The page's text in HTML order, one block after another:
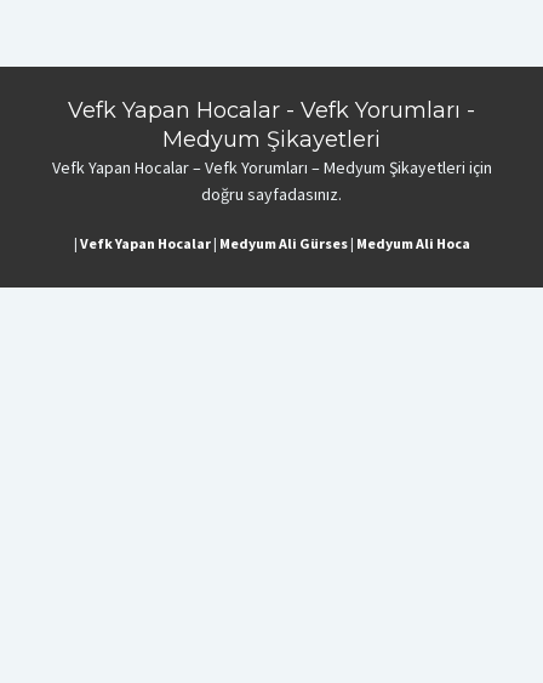
Vefk Yapan Hocalar - Vefk Yorumları -
Medyum Şikayetleri
Vefk Yapan Hocalar – Vefk Yorumları – Medyum Şikayetleri için
doğru sayfadasınız.
| Vefk Yapan Hocalar| Medyum Ali Gürses| Medyum Ali Hoca